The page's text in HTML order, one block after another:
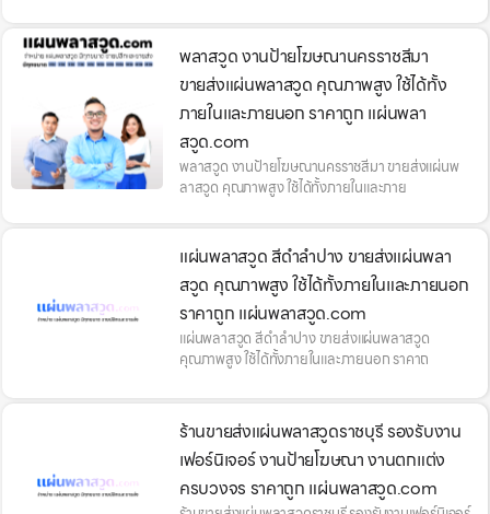
พลาสวูด งานป้ายโฆษณานครราชสีมา
ขายส่งแผ่นพลาสวูด คุณภาพสูง ใช้ได้ทั้ง
ภายในและภายนอก ราคาถูก แผ่นพลา
สวูด.com
พลาสวูด งานป้ายโฆษณานครราชสีมา ขายส่งแผ่นพ
ลาสวูด คุณภาพสูง ใช้ได้ทั้งภายในและภาย
แผ่นพลาสวูด สีดำลำปาง ขายส่งแผ่นพลา
สวูด คุณภาพสูง ใช้ได้ทั้งภายในและภายนอก
ราคาถูก แผ่นพลาสวูด.com
แผ่นพลาสวูด สีดำลำปาง ขายส่งแผ่นพลาสวูด
คุณภาพสูง ใช้ได้ทั้งภายในและภายนอก ราคาถ
ร้านขายส่งแผ่นพลาสวูดราชบุรี รองรับงาน
เฟอร์นิเจอร์ งานป้ายโฆษณา งานตกแต่ง
ครบวงจร ราคาถูก แผ่นพลาสวูด.com